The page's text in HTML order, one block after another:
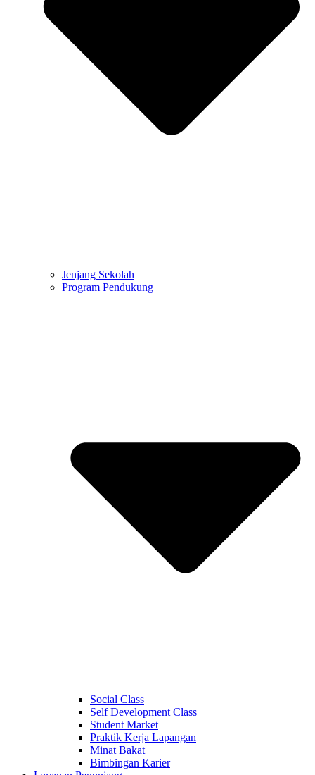
Jenjang Sekolah
Program Pendukung
Social Class
Self Development Class
Student Market
Praktik Kerja Lapangan
Minat Bakat
Bimbingan Karier